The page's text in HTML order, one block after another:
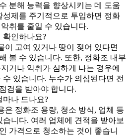
분해 능력을 향상시키는 데 도움
성제를 주기적으로 투입하면 정화
취를 줄일 수 있습니다.
확인하나요?
이 고여 있거나 땅이 젖어 있다면
볼 수 있습니다. 또한, 정화조 내부
거나 악취가 심하게 나는 경우에
수 있습니다. 누수가 의심된다면 전
검을 받아야 합니다.
마나 드나요?
은 정화조 용량, 청소 방식, 업체 등
니다. 여러 업체에 견적을 받아보
가격으로 청소하는 것이 좋습니